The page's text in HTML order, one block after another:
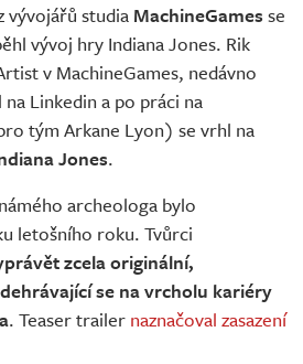
vývojářů studia MachineGames se
vývoj hry Indiana Jones. Rik
v MachineGames, nedávno
Linkedin a po práci na
tým Arkane Lyon) se vrhl na
Jones.
archeologa bylo
letošního roku. Tvůrci
zcela originální,
se na vrcholu kariéry
. Teaser trailer naznačoval zasazení